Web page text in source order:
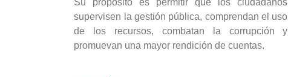
Su propósito es permitir que los ciudadanos
supervisen la gestión pública, comprendan el uso
de los recursos, combatan la corrupción y
promuevan una mayor rendición de cuentas.